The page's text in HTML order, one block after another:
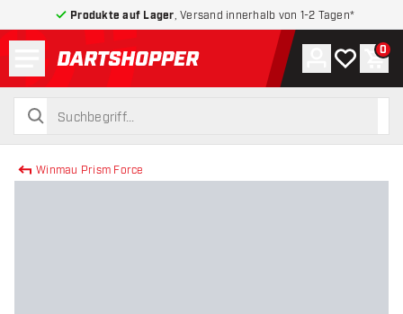
Produkte auf Lager , Versand innerhalb von 1-2 Tagen*
zurück zur Startseite
suchen
suchen
Konto
Meine 0
Winmau Prism Force